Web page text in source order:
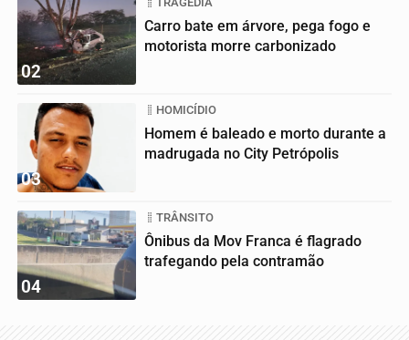
02
Carro bate em árvore, pega fogo e
motorista morre carbonizado
03
HOMICÍDIO
Homem é baleado e morto durante a
madrugada no City Petrópolis
04
TRÂNSITO
Ônibus da Mov Franca é flagrado
trafegando pela contramão